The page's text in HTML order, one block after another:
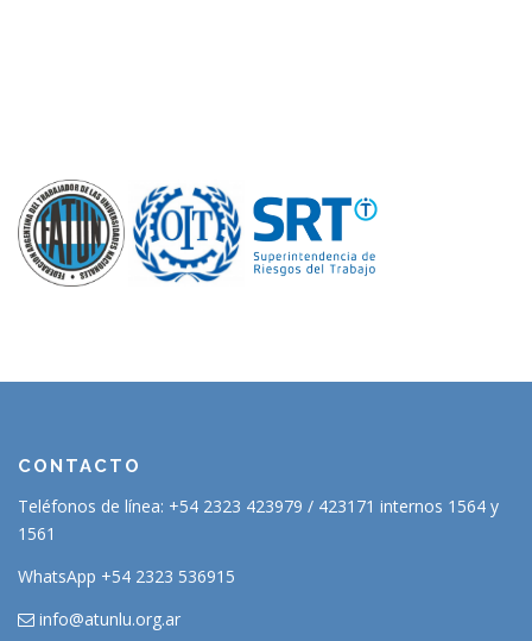
CONTACTO
Teléfonos de línea: +54 2323 423979 / 423171 internos 1564 y
1561
WhatsApp +54 2323 536915
info@atunlu.org.ar